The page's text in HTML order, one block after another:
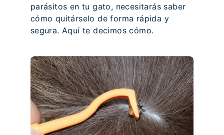
parásitos en tu gato, necesitarás saber
cómo quitárselo de forma rápida y
segura. Aquí te decimos cómo.